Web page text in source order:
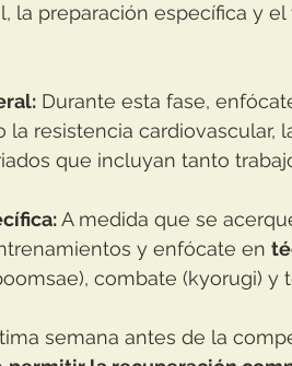
la preparación específica y
Durante esta fase,
la resistencia cardiovascular,
que incluyan tanto
A medida que se
y enfócate en
combate (kyorugi)
semana antes de la